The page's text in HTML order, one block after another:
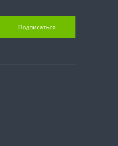
Подписаться